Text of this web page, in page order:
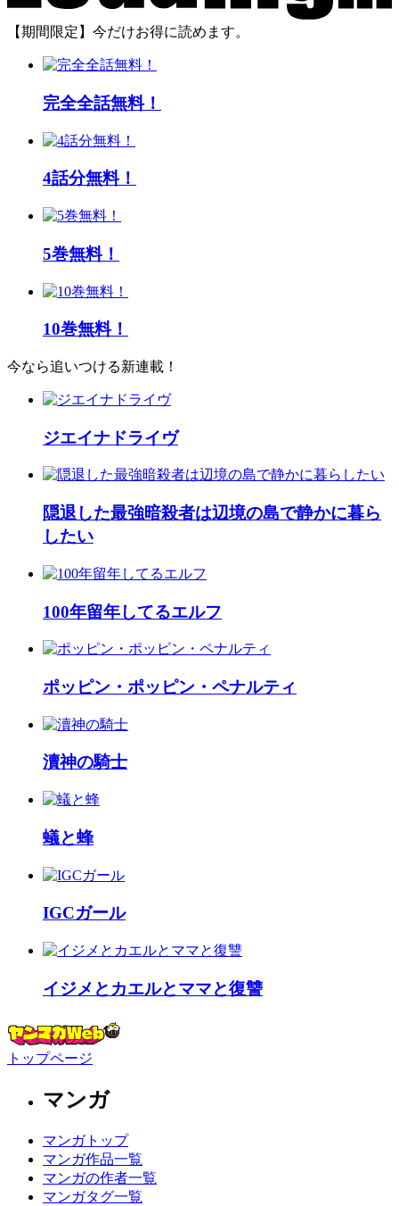
【期間限定】今だけお得に読めます。
完全全話無料！
4話分無料！
5巻無料！
10巻無料！
今なら追いつける新連載！
ジエイナドライヴ
隠退した最強暗殺者は辺境の島で静かに暮ら
したい
100年留年してるエルフ
ポッピン・ポッピン・ペナルティ
瀆神の騎士
蟻と蜂
IGCガール
イジメとカエルとママと復讐
トップページ
マンガ
マンガトップ
マンガ作品一覧
マンガの作者一覧
マンガタグ一覧